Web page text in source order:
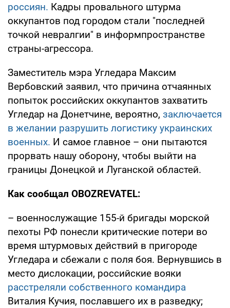
россиян. Кадры провального штурма
оккупантов под городом стали "последней
точкой невралгии" в информпространстве
страны-агрессора.
Заместитель мэра Угледара Максим
Вербовский заявил, что причина отчаянных
попыток российских оккупантов захватить
Угледар на Донетчине, вероятно, заключается
в желании разрушить логистику украинских
военных. И самое главное – они пытаются
прорвать нашу оборону, чтобы выйти на
границы Донецкой и Луганской областей.
Как сообщал OBOZREVATEL:
– военнослужащие 155-й бригады морской
пехоты РФ понесли критические потери во
время штурмовых действий в пригороде
Угледара и сбежали с поля боя. Вернувшись в
место дислокации, российские вояки
расстреляли собственного командира
Виталия Кучия, пославшего их в разведку;